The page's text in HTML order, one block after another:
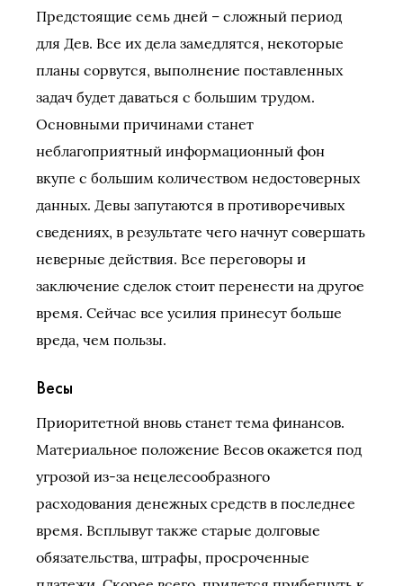
Предстоящие семь дней – сложный период
для Дев. Все их дела замедлятся, некоторые
планы сорвутся, выполнение поставленных
задач будет даваться с большим трудом.
Основными причинами станет
неблагоприятный информационный фон
вкупе с большим количеством недостоверных
данных. Девы запутаются в противоречивых
сведениях, в результате чего начнут совершать
неверные действия. Все переговоры и
заключение сделок стоит перенести на другое
время. Сейчас все усилия принесут больше
вреда, чем пользы.
Весы
Приоритетной вновь станет тема финансов.
Материальное положение Весов окажется под
угрозой из-за нецелесообразного
расходования денежных средств в последнее
время. Всплывут также старые долговые
обязательства, штрафы, просроченные